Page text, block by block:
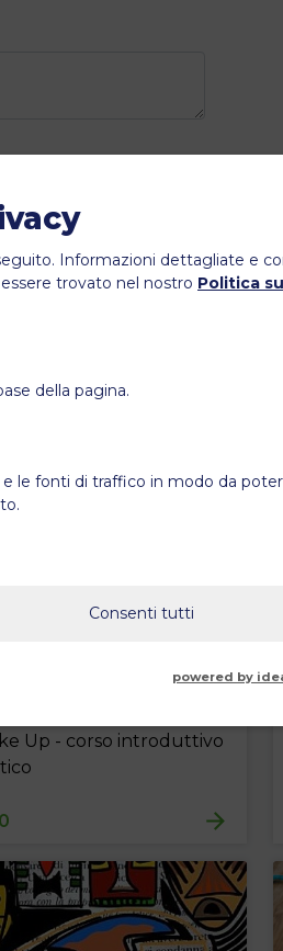
Up - corso introduttivo
Informazioni dettagliate e
trovato nel nostro Politica
della pagina.
le fonti di traffico in modo da poter
Consenti tutti
powered by